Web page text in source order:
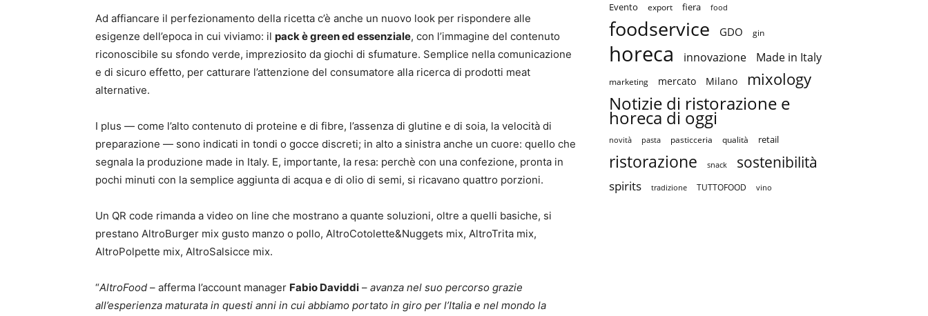
Ad affiancare il perfezionamento della ricetta c’è anche un nuovo look per rispondere alle
esigenze dell’epoca in cui viviamo: il pack è green ed essenziale, con l’immagine del contenuto
riconoscibile su sfondo verde, impreziosito da giochi di sfumature. Semplice nella comunicazione
e di sicuro effetto, per catturare l’attenzione del consumatore alla ricerca di prodotti meat
alternative.
I plus — come l’alto contenuto di proteine e di fibre, l’assenza di glutine e di soia, la velocità di
preparazione — sono indicati in tondi o gocce discreti; in alto a sinistra anche un cuore: quello che
segnala la produzione made in Italy. E, importante, la resa: perchè con una confezione, pronta in
pochi minuti con la semplice aggiunta di acqua e di olio di semi, si ricavano quattro porzioni.
Un QR code rimanda a video on line che mostrano a quante soluzioni, oltre a quelli basiche, si
prestano AltroBurger mix gusto manzo o pollo, AltroCotolette&Nuggets mix, AltroTrita mix,
AltroPolpette mix, AltroSalsicce mix.
“AltroFood – afferma l’account manager Fabio Daviddi – avanza nel suo percorso grazie
all’esperienza maturata in questi anni in cui abbiamo portato in giro per l’Italia e nel mondo la
Evento export fiera food
foodservice GDO gin
horeca innovazione Made in Italy
marketing mercato Milano mixology
Notizie di ristorazione e
horeca di oggi
novità pasta pasticceria qualità retail
ristorazione snack sostenibilità
spirits tradizione TUTTOFOOD vino